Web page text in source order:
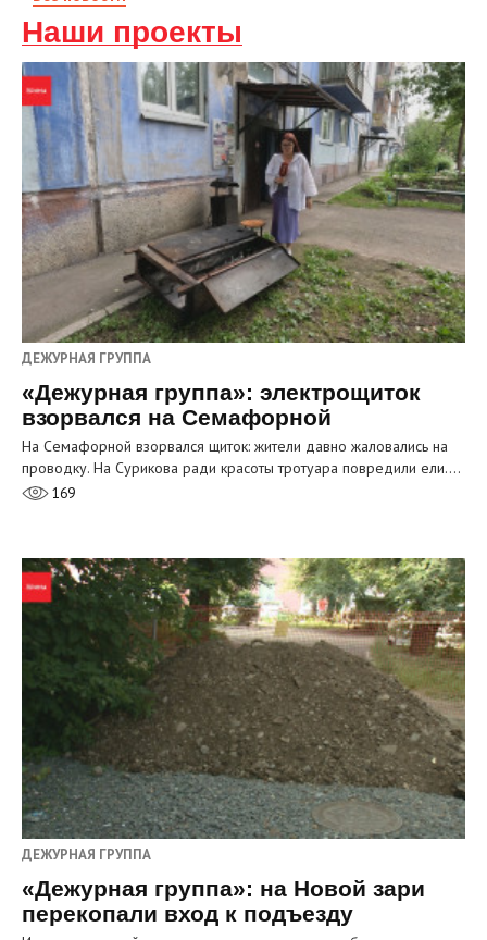
Наши проекты
ДЕЖУРНАЯ ГРУППА
«Дежурная группа»: электрощиток
взорвался на Семафорной
На Семафорной взорвался щиток: жители давно жаловались на
проводку. На Сурикова ради красоты тротуара повредили ели.…
169
ДЕЖУРНАЯ ГРУППА
«Дежурная группа»: на Новой зари
перекопали вход к подъезду